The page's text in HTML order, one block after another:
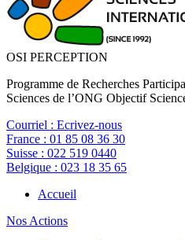
OSI PERCEPTION
Programme de Recherches
Sciences de l’ONG Objectif
Courriel : Ecrivez-nous
France : 01 85 08 36 30
Suisse : 022 519 0440
Belgique : 023 18 35 65
Accueil
Nos Actions